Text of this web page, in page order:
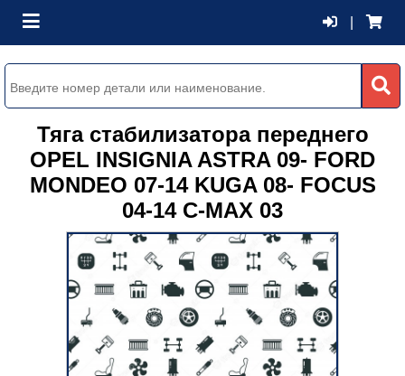
Тяга стабилизатора переднего
OPEL INSIGNIA ASTRA 09- FORD
MONDEO 07-14 KUGA 08- FOCUS
04-14 C-MAX 03